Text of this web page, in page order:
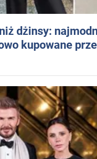
dżinsy:
kupowane